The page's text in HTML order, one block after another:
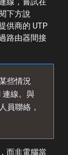
下方說
供商的 UTP
路由器間接
些情況
連線。與
員聯絡，
而非電腦當